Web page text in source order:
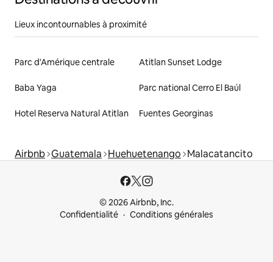
Lieux incontournables à proximité
Parc d'Amérique centrale Atitlan Sunset Lodge
Baba Yaga Parc national Cerro El Baúl
Hotel Reserva Natural Atitlan Fuentes Georginas
Airbnb Guatemala Huehuetenango Malacatancito
© 2026 Airbnb, Inc.
Confidentialité
Conditions générales